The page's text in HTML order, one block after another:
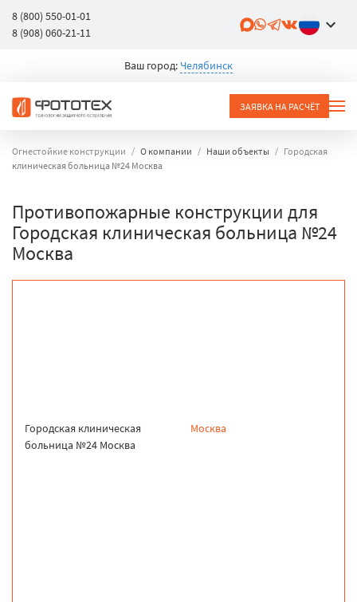
8 (800) 550-01-01
8 (908) 060-21-11
Ваш город: Челябинск
ЗАЯВКА НА РАСЧЁТ
Огнестойкие конструкции О компании Наши объекты
Городская
клиническая больница №24 Москва
Противопожарные конструкции для
Городская клиническая больница №24
Москва
Городская клиническая
больница №24 Москва
Москва